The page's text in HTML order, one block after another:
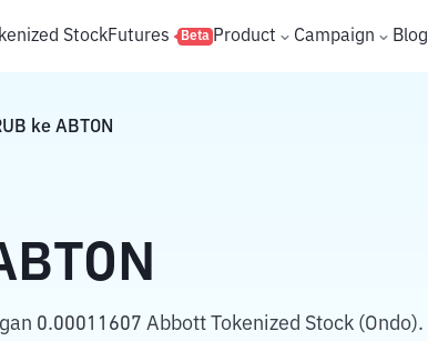
StockFutures Beta Product Campaign Blog
ke ABTON
0.00011607 Abbott Tokenized Stock (Ondo).